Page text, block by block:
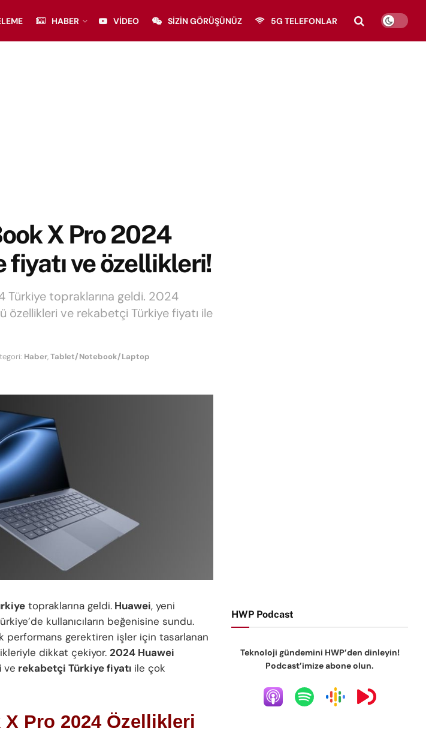
HABER VIDEO SIZIN GÖRÜŞÜNÜZ 5G TELEFONLAR
X Pro 2024
fiyatı ve özellikleri!
Türkiye topraklarına geldi. 2024
özellikleri ve rekabetçi Türkiye fiyatı ile
Haber,Tablet/Notebook/Laptop
topraklarına geldi. Huawei, yeni
kullanıcıların beğenisine sundu.
performans gerektiren işler için tasarlanan
dikkat çekiyor. 2024 Huawei
ve rekabetçi Türkiye fiyatı ile çok
Pro 2024 Özellikleri
HWP Podcast
Teknoloji gündemini HWP’den dinleyin!
Podcast’imize abone olun.